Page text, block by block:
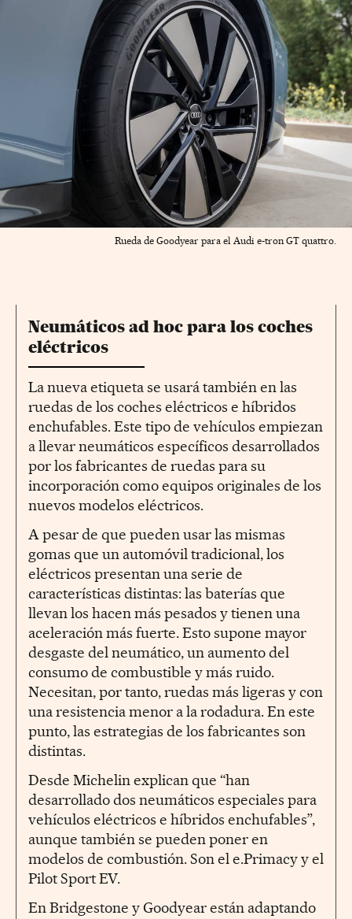
Rueda de Goodyear para el Audi e-tron GT quattro.
Neumáticos ad hoc para los coches
eléctricos
La nueva etiqueta se usará también en las
ruedas de los coches eléctricos e híbridos
enchufables. Este tipo de vehículos empiezan
a llevar neumáticos específicos desarrollados
por los fabricantes de ruedas para su
incorporación como equipos originales de los
nuevos modelos eléctricos.
A pesar de que pueden usar las mismas
gomas que un automóvil tradicional, los
eléctricos presentan una serie de
características distintas: las baterías que
llevan los hacen más pesados y tienen una
aceleración más fuerte. Esto supone mayor
desgaste del neumático, un aumento del
consumo de combustible y más ruido.
Necesitan, por tanto, ruedas más ligeras y con
una resistencia menor a la rodadura. En este
punto, las estrategias de los fabricantes son
distintas.
Desde Michelin explican que “han
desarrollado dos neumáticos especiales para
vehículos eléctricos e híbridos enchufables”,
aunque también se pueden poner en
modelos de combustión. Son el e.Primacy y el
Pilot Sport EV.
En Bridgestone y Goodyear están adaptando